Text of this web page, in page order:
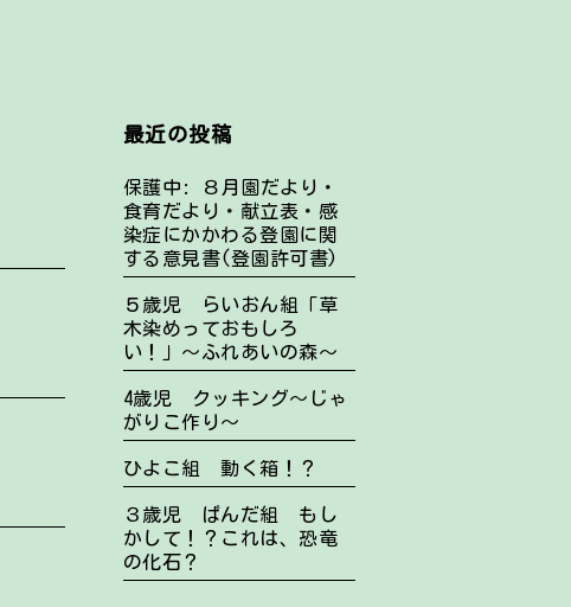
最近の投稿
保護中: ８月園だより・
食育だより・献立表・感
染症にかかわる登園に関
する意見書(登園許可書)
５歳児 らいおん組「草
木染めっておもしろ
い！」～ふれあいの森～
4歳児 クッキング～じゃ
がりこ作り～
ひよこ組 動く箱！？
３歳児 ぱんだ組 もし
かして！？これは、恐竜
の化石？